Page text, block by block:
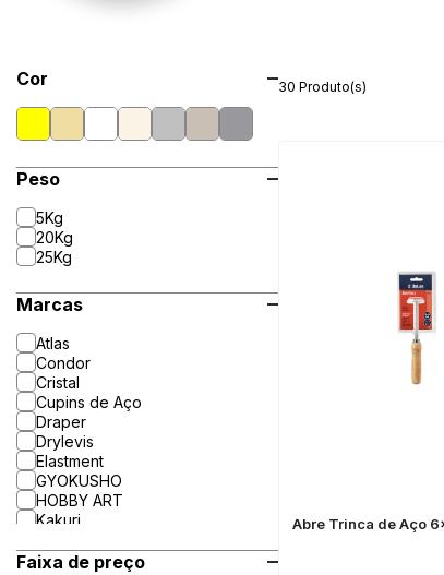
Cor
Peso
5Kg
20Kg
25Kg
Marcas
Atlas
Condor
Cristal
Cupins de Aço
Draper
Drylevis
Elastment
GYOKUSHO
HOBBY ART
Kakuri
Milescraft
Faixa de preço
30 Produto(s)
Abre Trinca de Aço